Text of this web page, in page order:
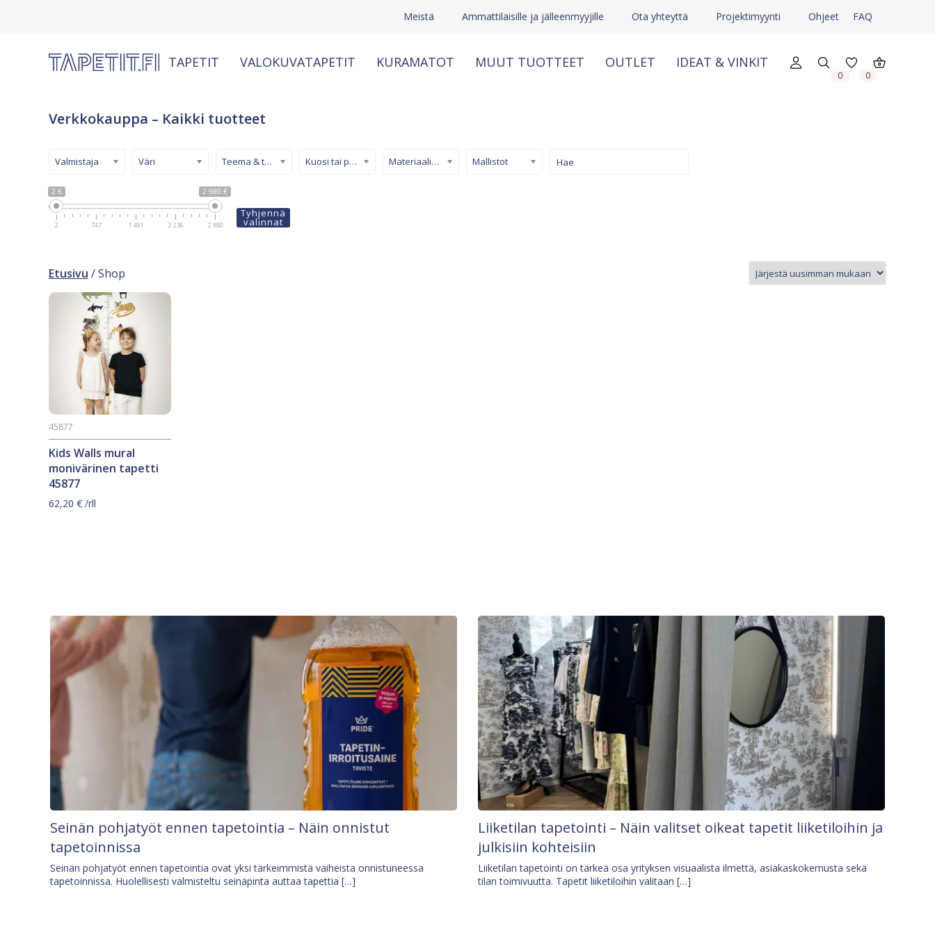
Meistä Ammattilaisille ja jälleenmyyjille Ota yhteyttä Projektimyynti Ohjeet FAQ
TAPETIT VALOKUVATAPETIT KURAMATOT MUUT TUOTTEET OUTLET IDEAT & VINKIT
0 0
Verkkokauppa – Kaikki tuotteet
2 € 2 980 €
2 747 1 491 2 236 2 980
Valmistaja Väri Teema & tyyli Kuosi tai pinta Materiaali/ tuotetyyppi Mallistot
Tyhjennä
valinnat
Etusivu / Shop
Kids Walls mural
monivärinen tapetti
45877
45877
62,20 € /rll
Seinän pohjatyöt ennen tapetointia – Näin onnistut
tapetoinnissa
Seinän pohjatyöt ennen tapetointia ovat yksi tärkeimmistä vaiheista onnistuneessa
tapetoinnissa. Huolellisesti valmisteltu seinäpinta auttaa tapettia […]
Liiketilan tapetointi – Näin valitset oikeat tapetit liiketiloihin ja
julkisiin kohteisiin
Liiketilan tapetointi on tärkeä osa yrityksen visuaalista ilmettä, asiakaskokemusta sekä
tilan toimivuutta. Tapetit liiketiloihin valitaan […]